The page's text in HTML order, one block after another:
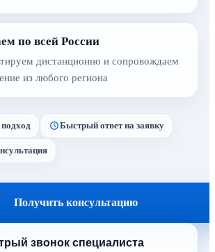
по всей России
дистанционно и сопровождаем
из любого региона
Быстрый ответ на заявку
Получить консультацию
звонок специалиста